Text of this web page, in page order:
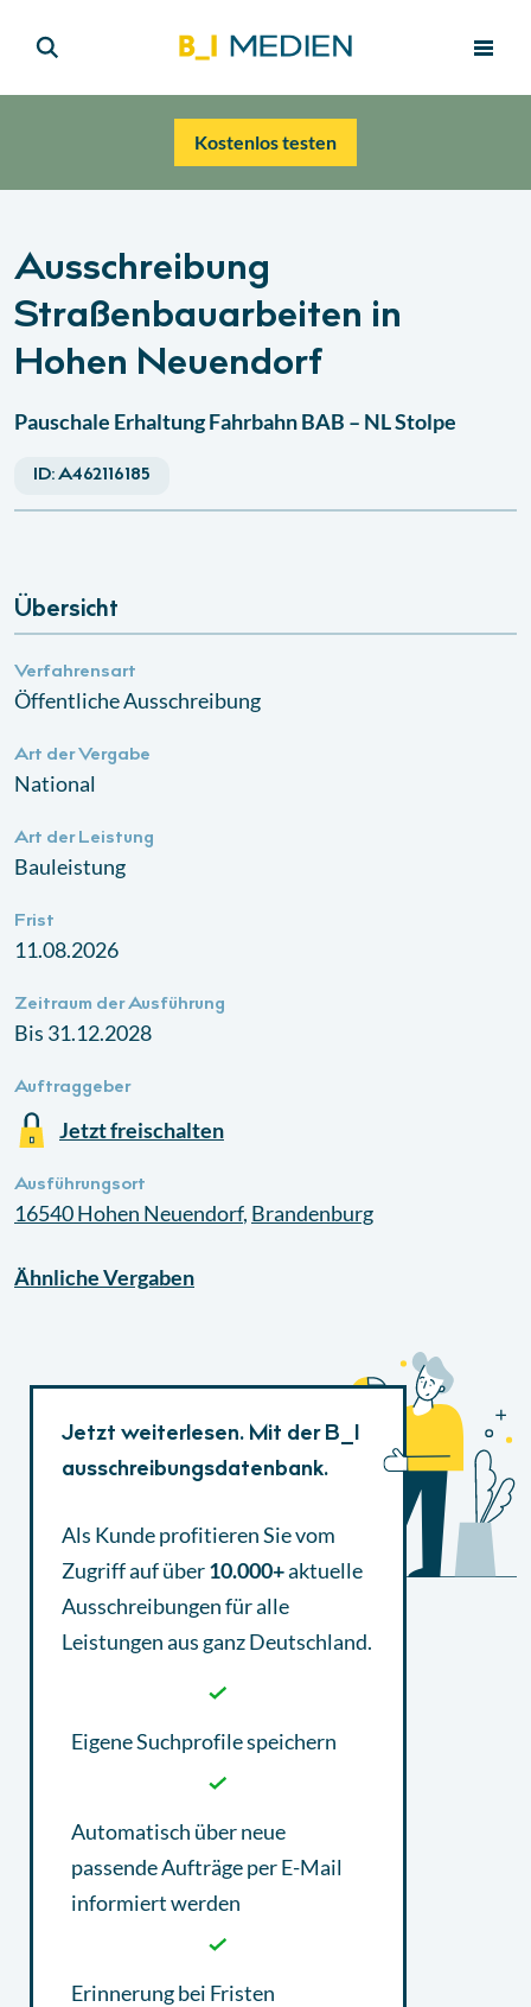
Kostenlos testen
Ausschreibung
Straßenbauarbeiten in
Hohen Neuendorf
Pauschale Erhaltung Fahrbahn BAB – NL Stolpe
ID:A462116185
Übersicht
Verfahrensart
Öffentliche Ausschreibung
Art der Vergabe
National
Art der Leistung
Bauleistung
Frist
11.08.2026
Zeitraum der Ausführung
Bis 31.12.2028
Auftraggeber
Jetzt freischalten
Ausführungsort
16540Hohen Neuendorf, Brandenburg
ÄhnlicheVergaben
Jetzt weiterlesen. Mit der B_I
ausschreibungsdatenbank.
Als Kunde profitieren Sie vom
Zugriff auf über10.000+aktuelle
Ausschreibungenfür alle
Leistungen aus ganz Deutschland.
Eigene Suchprofile speichern
Automatisch über neue
passende Aufträge per E-Mail
informiert werden
Erinnerung bei Fristen